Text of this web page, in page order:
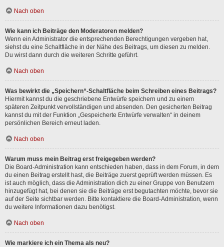
Nach oben
Wie kann ich Beiträge den Moderatoren melden?
Wenn ein Administrator die entsprechenden Berechtigungen vergeben hat,
siehst du eine Schaltfläche in der Nähe des Beitrags, um diesen zu melden.
Du wirst dann durch die weiteren Schritte geführt.
Nach oben
Was bewirkt die „Speichern“-Schaltfläche beim Schreiben eines Beitrags?
Hiermit kannst du die geschriebene Entwürfe speichern und zu einem
späteren Zeitpunkt vervollständigen und absenden. Den gesicherten Beitrag
kannst du mit der Funktion „Gespeicherte Entwürfe verwalten“ in deinem
persönlichen Bereich erneut laden.
Nach oben
Warum muss mein Beitrag erst freigegeben werden?
Die Board-Administration kann entschieden haben, dass in dem Forum, in dem
du einen Beitrag erstellt hast, die Beiträge zuerst geprüft werden müssen. Es
ist auch möglich, dass die Administration dich zu einer Gruppe von Benutzern
hinzugefügt hat, bei denen sie die Beiträge erst begutachten möchte, bevor sie
auf der Seite sichtbar werden. Bitte kontaktiere die Board-Administration, wenn
du weitere Informationen dazu benötigst.
Nach oben
Wie markiere ich ein Thema als neu?